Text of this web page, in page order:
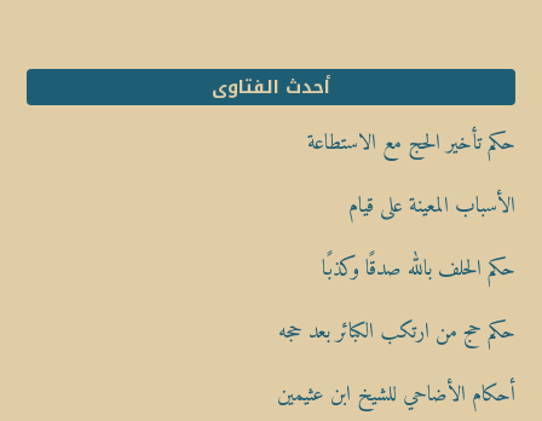
أحدث الفتاوى
حكم تأخير الحج مع الاستطاعة
الأسباب المعينة على قيام
حكم الحلف بالله صدقًا وكذبًا
حكم حج من ارتكب الكبائر بعد حجه
أحكام الأضاحي للشيخ ابن عثيمين